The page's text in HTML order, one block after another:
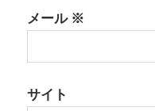
メール※
サイト